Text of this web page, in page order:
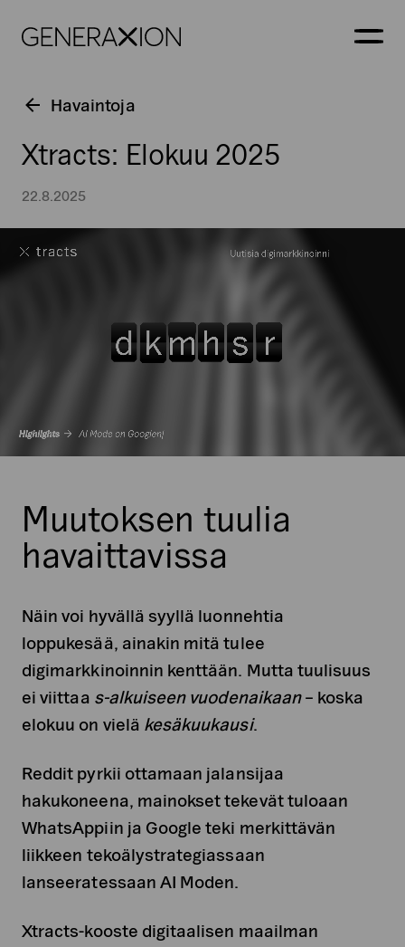
Generaxion
Havaintoja
Xtracts: Elokuu 2025
22.8.2025
Muutoksen tuulia
havaittavissa
Näin voi hyvällä syyllä luonnehtia
loppukesää, ainakin mitä tulee
digimarkkinoinnin kenttään. Mutta tuulisuus
ei viittaa s-alkuiseen vuodenaikaan– koska
elokuu on vielä kesäkuukausi.
Reddit pyrkii ottamaan jalansijaa
hakukoneena, mainokset tekevät tuloaan
WhatsAppiin ja Google teki merkittävän
liikkeen tekoälystrategiassaan
lanseeratessaan AI Moden.
Xtracts-kooste digitaalisen maailman